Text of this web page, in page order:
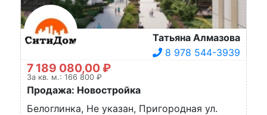
Татьяна Алмазова
8 978 544-3939
7 189 080,00 ₽
За кв. м.: 166 800 ₽
Продажа: Новостройка
Белоглинка, Не указан, Пригородная ул.